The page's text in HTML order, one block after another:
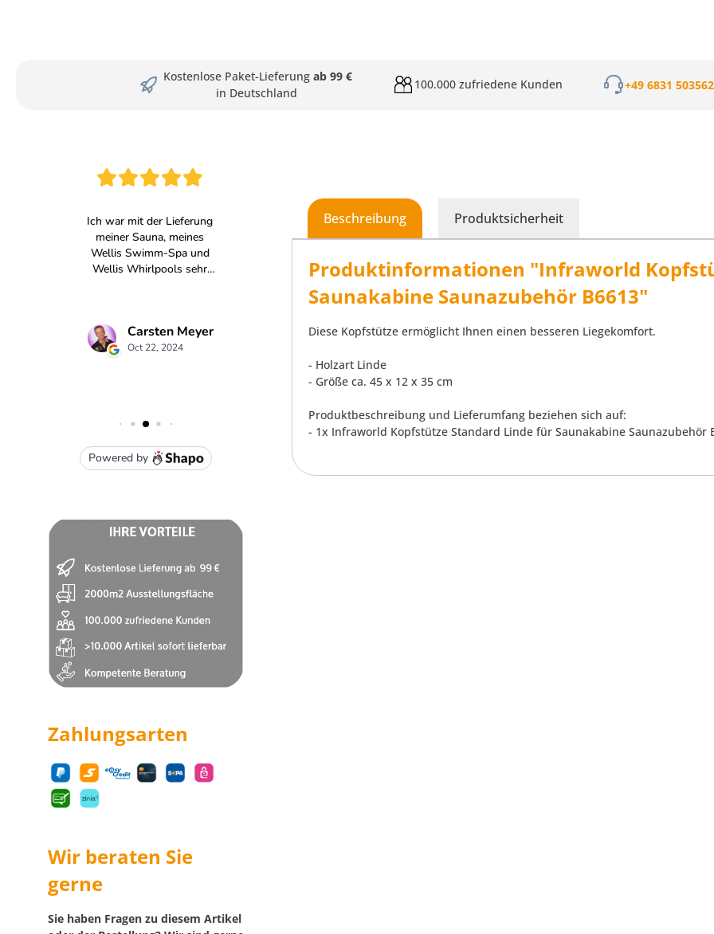
Kostenlose Paket-Lieferung ab 99 €
in Deutschland
100.000 zufriedene Kunden +49 6831
Zahlungsarten
Wir beraten Sie
gerne
Sie haben Fragen zu diesem Artikel
Beschreibung Produktsicherheit
Produktinformationen "Infraworld
Saunakabine Saunazubehör B6613"
Diese Kopfstütze ermöglicht Ihnen einen besseren Liegekomfort.
- Holzart Linde
- Größe ca. 45 x 12 x 35 cm
Produktbeschreibung und Lieferumfang beziehen sich auf:
- 1x Infraworld Kopfstütze Standard Linde für Saunakabine Saunazubehör